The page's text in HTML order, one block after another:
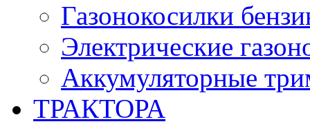
Газонокосилки
Электрические
Аккумуляторные
ТРАКТОРА